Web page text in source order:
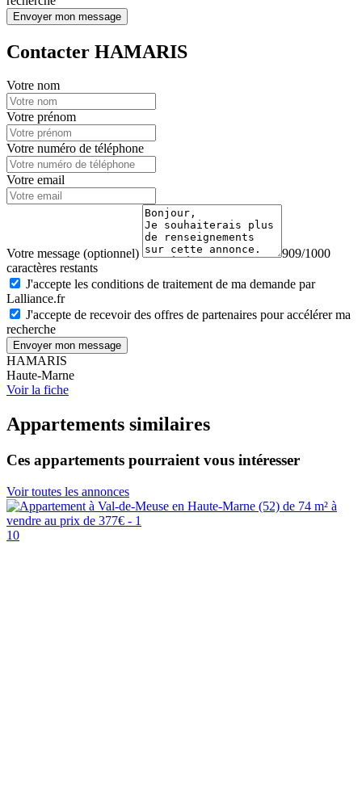
Envoyer mon message
Contacter HAMARIS
Votre nom
Votre prénom
Votre numéro de téléphone
Votre email
Votre message (optionnel)
909/1000
caractères restants
J'accepte les conditions de traitement de ma demande par
Lalliance.fr
J'accepte de recevoir des offres de partenaires pour accélérer ma
recherche
Envoyer mon message
HAMARIS
Haute-Marne
Voir la fiche
Appartements similaires
Ces appartements pourraient vous intéresser
Voir toutes les annonces
10